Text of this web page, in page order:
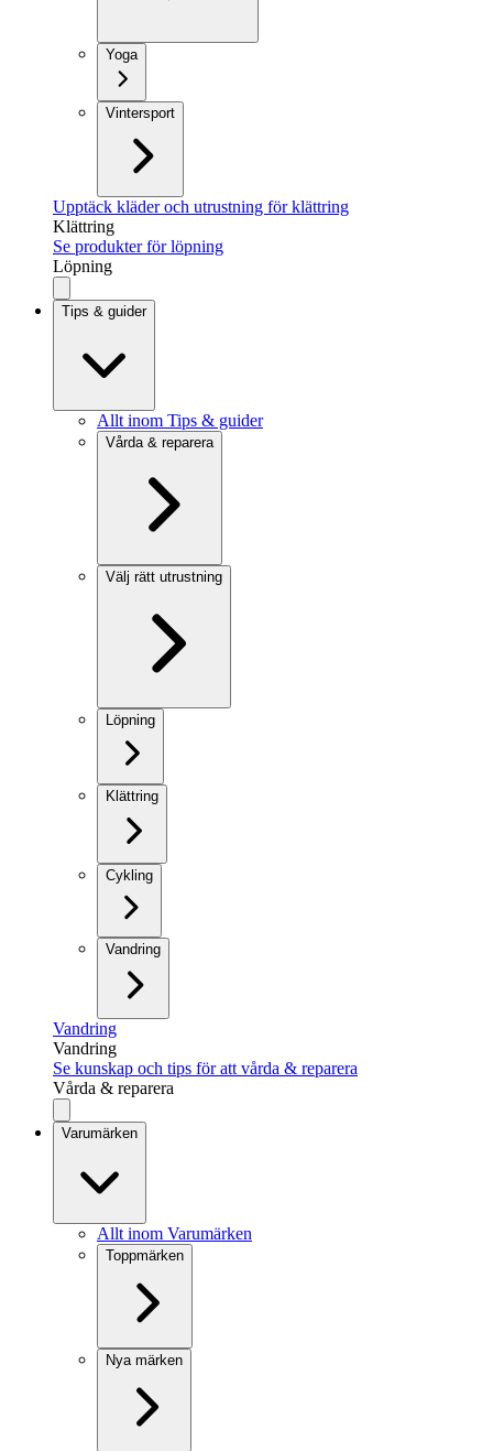
Yoga
Vintersport
Upptäck kläder och utrustning för klättring
Klättring
Se produkter för löpning
Löpning
Tips & guider
Allt inom Tips & guider
Vårda & reparera
Välj rätt utrustning
Löpning
Klättring
Cykling
Vandring
Vandring
Vandring
Se kunskap och tips för att vårda & reparera
Vårda & reparera
Varumärken
Allt inom Varumärken
Toppmärken
Nya märken